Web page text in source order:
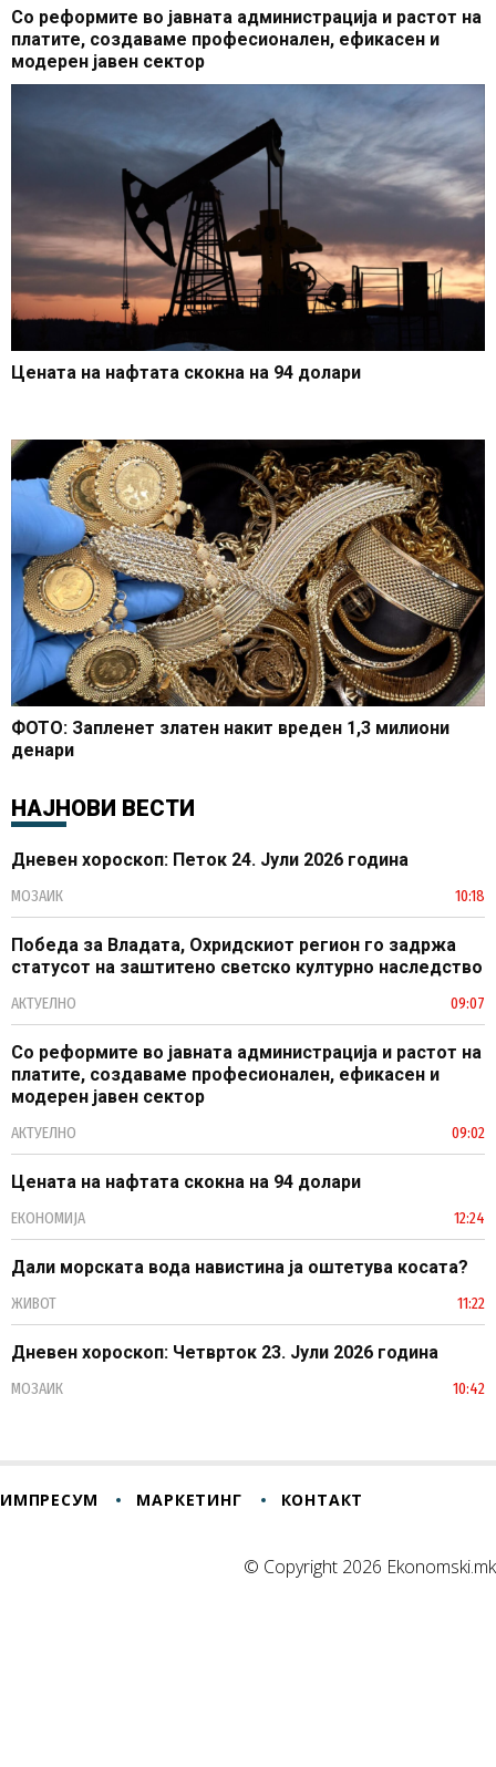
Со реформите во јавната администрација и растот на
платите, создаваме професионален, ефикасен и
модерен јавен сектор
Цената на нафтата скокна на 94 долари
ФОТО: Запленет златен накит вреден 1,3 милиони
денари
НАЈНОВИ ВЕСТИ
Дневен хороскоп: Петок 24. Јули 2026 година
МОЗАИК 10:18
Победа за Владата, Охридскиот регион го задржа
статусот на заштитено светско културно наследство
АКТУЕЛНО 09:07
Со реформите во јавната администрација и растот на
платите, создаваме професионален, ефикасен и
модерен јавен сектор
АКТУЕЛНО 09:02
Цената на нафтата скокна на 94 долари
ЕКОНОМИЈА 12:24
Дали морската вода навистина ја оштетува косата?
ЖИВОТ 11:22
Дневен хороскоп: Четврток 23. Јули 2026 година
МОЗАИК 10:42
ИМПРЕСУМ МАРКЕТИНГ КОНТАКТ
© Copyright 2026 Ekonomski.mk